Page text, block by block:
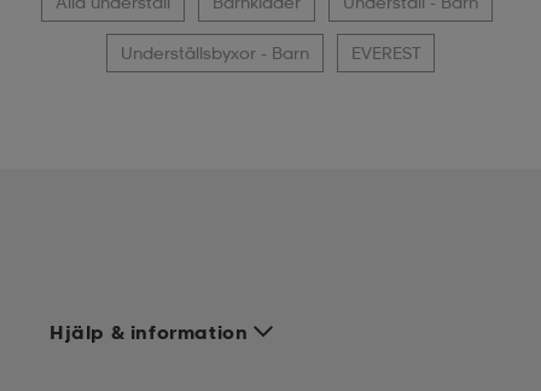
Underställsbyxor - Barn EVEREST
Hjälp & information